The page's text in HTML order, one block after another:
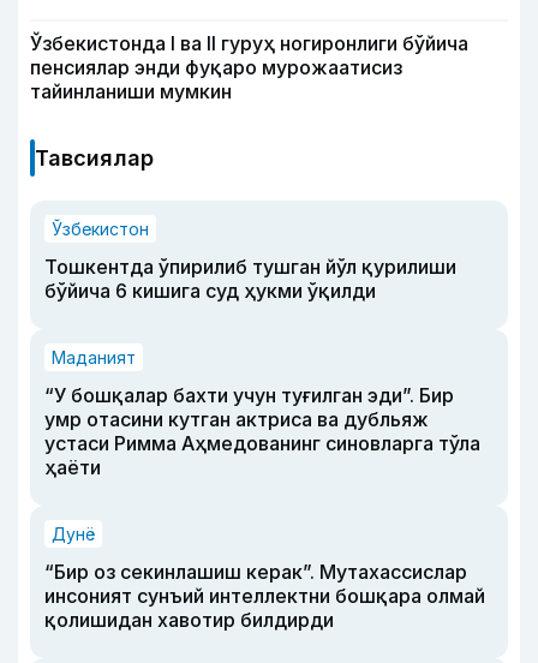
Ўзбекистонда I ва II гуруҳ ногиронлиги бўйича
пенсиялар энди фуқаро мурожаатисиз
тайинланиши мумкин
Тавсиялар
Ўзбекистон
Тошкентда ўпирилиб тушган йўл қурилиши
бўйича 6 кишига суд ҳукми ўқилди
Маданият
“У бошқалар бахти учун туғилган эди”. Бир
умр отасини кутган актриса ва дубльяж
устаси Римма Аҳмедованинг синовларга тўла
ҳаёти
Дунё
“Бир оз секинлашиш керак”. Мутахассислар
инсоният сунъий интеллектни бошқара олмай
қолишидан хавотир билдирди